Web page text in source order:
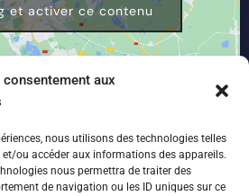
consentement aux
nous utilisons des technologies telles
ou accéder aux informations des appareils.
nous permettra de traiter des
de navigation ou les ID uniques sur ce
et activer ce contenu